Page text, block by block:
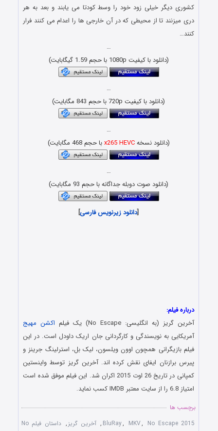
کشوری دیگر خیلی زود خود را وسط کودتا می یابند و بعد به هر
دری میزنند تا از محیطی که در آن خارجی ها را اعدام می کنند فرار
کنند…
…
(دانلود با کیفیت 1080p با حجم 1.59 گیگابایت)
…
(دانلود با کیفیت 720p با حجم 843 مگابایت)
…
(دانلود نسخهx265 HEVCبا حجم 468 مگابایت)
…
(دانلود صوت دوبله جداگانه با حجم 93 مگابایت)
[دانلود زیرنویس فارسی]
درباره فیلم:
آخرین گریز (به انگلیسی: No Escape) یک فیلم
اکشن مهیج
آمریکایی به نویسندگی و کارگردانی جان اریک داودل است. در این
فیلم بازیگرانی همچون اوون ویلسون، لیک بل، استرلینگ جرینز و
پیرس برازنان ایفای نقش کرده اند. آخرین گریز توسط واینستین
کمپانی در تاریخ 26 اوت 2015 اکران شد. این فیلم موفق شده است
امتیاز 6.8 را از سایت معتبر IMDB کسب نماید.
برچسب ها
BluRay, MKV, No Escape 2015
, آخرین گریز ,
داستان فیلم No